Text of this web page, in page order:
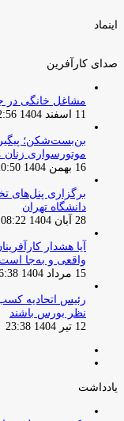
اینماد
صدای کارآفرین
مشاغل خانگی در
11 اسفند 1404 22:56
بن‌بست‌شکن؛
موتورسواری زنان
16 بهمن 1404 20:50
برگزاری پنل‌های
دانشگاه تهران
28 آبان 1404 08:22
آیا هشدار
واقعی و به‌جا
15 مرداد 1404 16:38
‏رئیس اتحادیه
نظر بورس باشند
12 تیر 1404 23:38
یادداشت